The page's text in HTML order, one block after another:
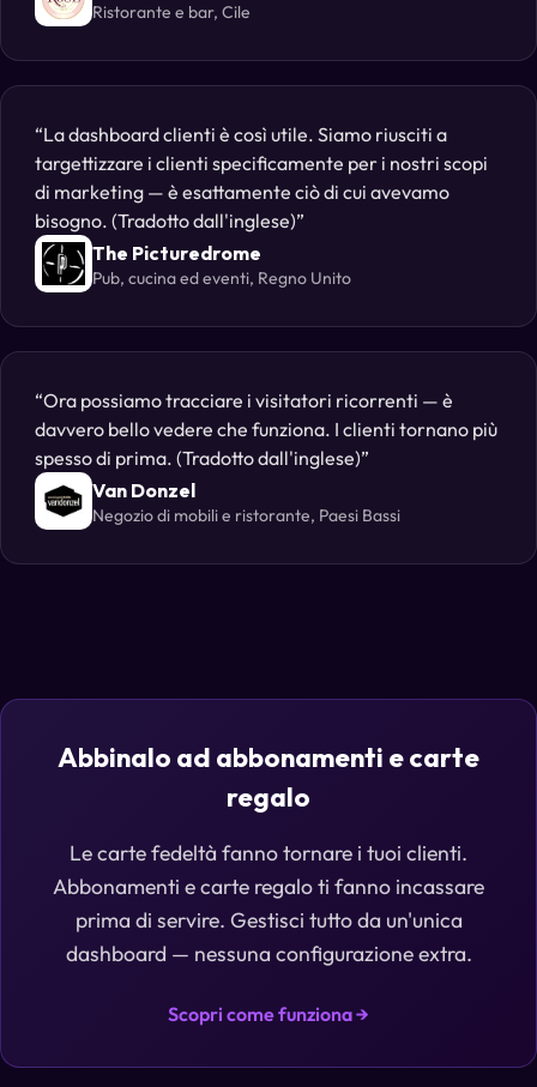
Ristorante e bar, Cile
La dashboard clienti è così utile. Siamo riusciti a
targettizzare i clienti specificamente per i nostri scopi
di marketing — è esattamente ciò di cui avevamo
bisogno. (Tradotto dall'inglese)
The Picturedrome
Pub, cucina ed eventi, Regno Unito
Ora possiamo tracciare i visitatori ricorrenti — è
davvero bello vedere che funziona. I clienti tornano più
spesso di prima. (Tradotto dall'inglese)
Van Donzel
Negozio di mobili e ristorante, Paesi Bassi
Abbinalo ad abbonamenti e carte
regalo
Le carte fedeltà fanno tornare i tuoi clienti.
Abbonamenti e carte regalo ti fanno incassare
prima di servire. Gestisci tutto da un'unica
dashboard — nessuna configurazione extra.
Scopri come funziona →